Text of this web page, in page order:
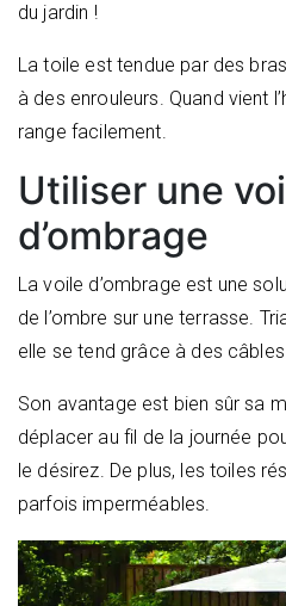
du jardin !
La toile est tendue par des
à des enrouleurs. Quand vient
range facilement.
Utiliser une
d’ombrage
La voile d’ombrage est une
de l’ombre sur une terrasse.
elle se tend grâce à des
Son avantage est bien sûr sa
déplacer au fil de la journée
le désirez. De plus, les toiles
parfois imperméables.